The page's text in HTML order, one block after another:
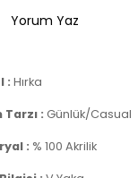
Yorum Yaz
: Hırka
Tarzı : Günlük/Casual
: % 100 Akrilik